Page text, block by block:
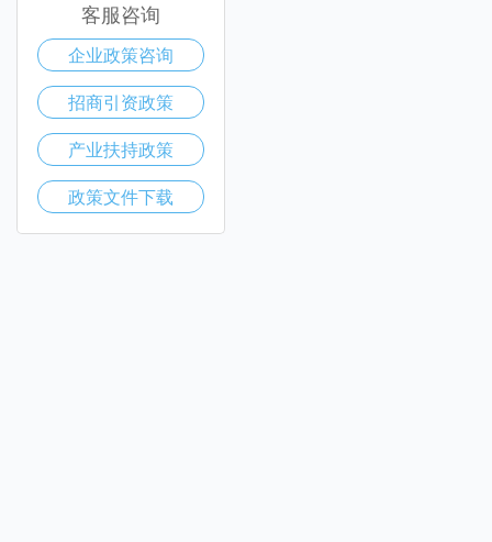
客服咨询
企业政策咨询
招商引资政策
产业扶持政策
政策文件下载